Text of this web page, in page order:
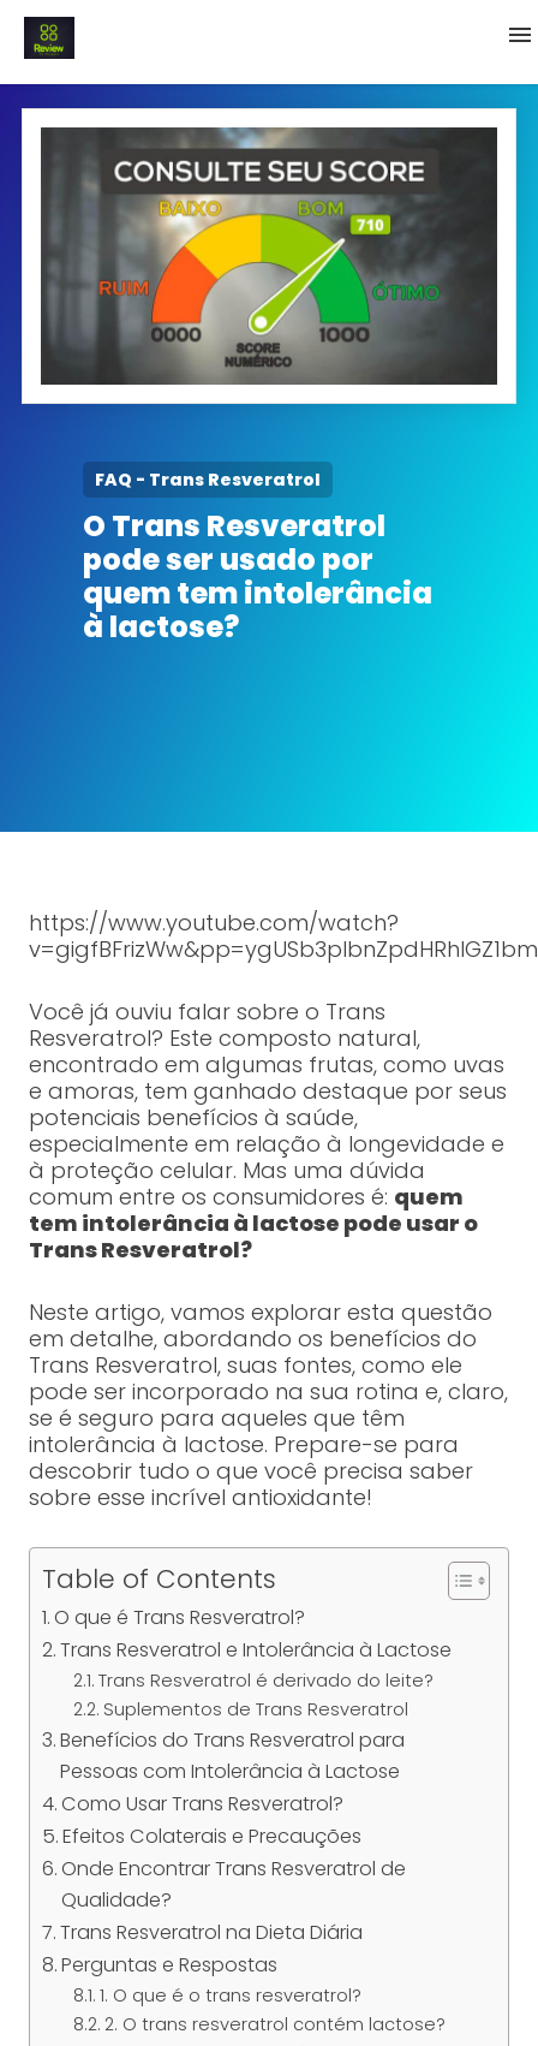
INICIO
Termo e Condições
Política Privacidade
SOBRE NÓS
FAQ - Trans Resveratrol
O Trans Resveratrol
pode ser usado por
quem tem intolerância
à lactose?
https://www.youtube.com/watch?
Você já ouviu falar sobre o Trans
Resveratrol? Este composto natural,
encontrado em algumas frutas, como uvas
e amoras, tem ganhado destaque por seus
potenciais benefícios à saúde,
especialmente em relação à longevidade e
à proteção celular. Mas uma dúvida
comum entre os consumidores é: quem
tem intolerância à lactose pode usar o
Trans Resveratrol?
Neste artigo, vamos explorar esta questão
em detalhe, abordando os benefícios do
Trans Resveratrol, suas fontes, como ele
pode ser incorporado na sua rotina e, claro,
se é seguro para aqueles que têm
intolerância à lactose. Prepare-se para
descobrir tudo o que você precisa saber
sobre esse incrível antioxidante!
Table of Contents
O que é Trans Resveratrol?
Trans Resveratrol e Intolerância à Lactose
Trans Resveratrol é derivado do leite?
Suplementos de Trans Resveratrol
Benefícios do Trans Resveratrol para
Pessoas com Intolerância à Lactose
Como Usar Trans Resveratrol?
Efeitos Colaterais e Precauções
Onde Encontrar Trans Resveratrol de
Qualidade?
Trans Resveratrol na Dieta Diária
Perguntas e Respostas
1. O que é o trans resveratrol?
2. O trans resveratrol contém lactose?